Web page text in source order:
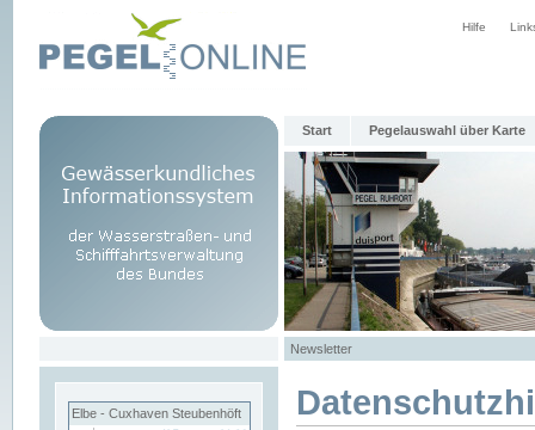
Hilfe
Start Pegelauswahl über Karte
Newsletter
Elbe - Cuxhaven Steubenhöft